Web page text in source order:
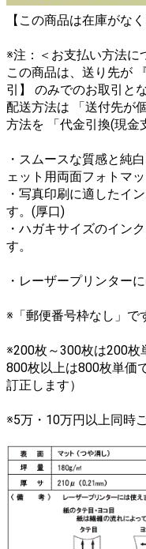
【この商品は在庫がな
※注：＜お支払い方法に
この商品は、送り先が
引】 のみでのお取引と
配送方法は 「送付先が
方法を 「代金引換(現金
・スムースな質感と純
ェット用両面フォトマッ
・写真印刷に適したイ
す。(厚口)
・ハガキサイズのイン
す。
・レーザープリンター
※「郵便番号枠なし」で
※200枚～300枚は200枚
800枚以上は800枚単価
訂正します）
※5万・10万円以上同時